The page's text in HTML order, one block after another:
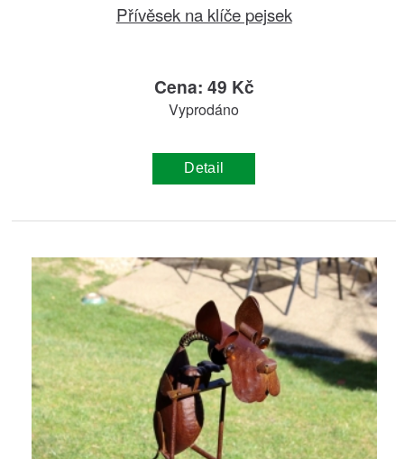
Přívěsek na klíče pejsek
Cena: 49 Kč
Vyprodáno
Detail